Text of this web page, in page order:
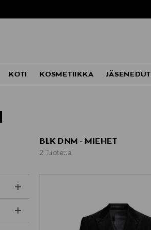
KOTI KOSMETIIKKA JÄSENEDUT
BLK DNM - MIEHET
2 Tuotetta